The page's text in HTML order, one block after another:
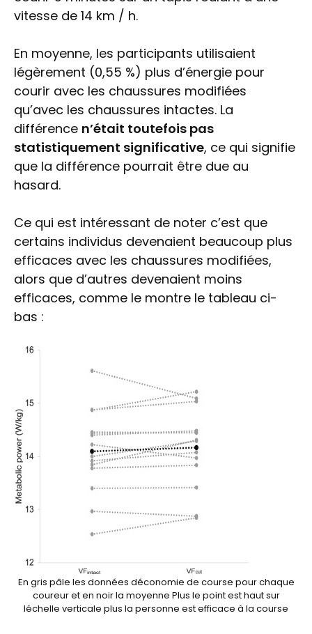
vitesse de 14 km / h.
En moyenne, les participants utilisaient
légèrement (0,55 %) plus d’énergie pour
courir avec les chaussures modifiées
qu’avec les chaussures intactes. La
différence n’était toutefois pas
statistiquement significative, ce qui signifie
que la différence pourrait être due au
hasard.
Ce qui est intéressant de noter c’est que
certains individus devenaient beaucoup plus
efficaces avec les chaussures modifiées,
alors que d’autres devenaient moins
efficaces, comme le montre le tableau ci-
bas :
En gris pâle les données déconomie de course pour chaque
coureur et en noir la moyenne Plus le point est haut sur
léchelle verticale plus la personne est efficace à la course